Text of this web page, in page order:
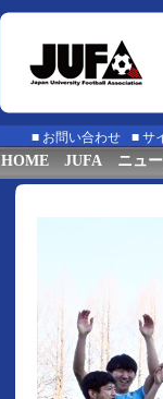
■ お問い合わせ ■ サ
HOME JUFA ニュ